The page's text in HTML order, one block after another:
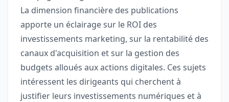
La dimension financière des publications
apporte un éclairage sur le ROI des
investissements marketing, sur la rentabilité des
canaux d'acquisition et sur la gestion des
budgets alloués aux actions digitales. Ces sujets
intéressent les dirigeants qui cherchent à
justifier leurs investissements numériques et à